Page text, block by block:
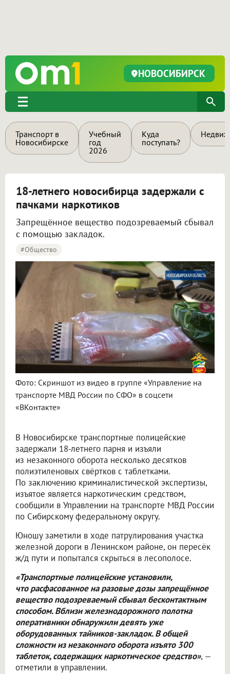
НОВОСИБИРСК
Транспорт в
Новосибирске
Учебный
год
2026
Куда
поступать?
18-летнего новосибирца задержали с
пачками наркотиков
Запрещённое вещество подозреваемый сбывал
с помощью закладок.
#Общество
Фото: Скриншот из видео в группе «Управление на
транспорте МВД России по СФО» в соцсети
«ВКонтакте»
В Новосибирске транспортные полицейские
задержали 18-летнего парня и изъяли
из незаконного оборота несколько десятков
полиэтиленовых свёртков с таблетками.
По заключению криминалистической экспертизы,
изъятое является наркотическим средством,
сообщили в Управлении на транспорте МВД России
по Сибирскому федеральному округу.
Юношу заметили в ходе патрулирования участка
железной дороги в Ленинском районе, он пересёк
ж/д пути и попытался скрыться в лесополосе.
«Транспортные полицейские установили,
что расфасованное на разовые дозы запрещённое
вещество подозреваемый сбывал бесконтактным
способом. Вблизи железнодорожного полотна
оперативники обнаружили девять уже
оборудованных тайников-закладок. В общей
сложности из незаконного оборота изъято 300
таблеток, содержащих наркотическое средство», —
отметили в управлении.